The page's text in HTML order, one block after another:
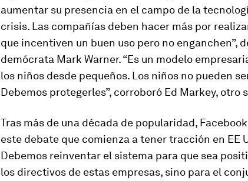
aumentar su presencia en el campo de la
crisis. Las compañías deben hacer más por
que incentiven un buen uso pero no enganchen”,
demócrata Mark Warner. “Es un modelo
los niños desde pequeños. Los niños no pueden
Debemos protegerles”, corroboró Ed Markey, otro
Tras más de una década de popularidad,
este debate que comienza a tener tracción en EE
Debemos reinventar el sistema para que sea
los directivos de estas empresas, sino para el